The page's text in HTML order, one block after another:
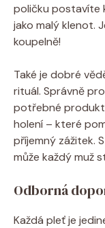
poličku postavíte
jako malý klenot.
koupelně!
Také je dobré
rituál. Správně
potřebné
holení – které
příjemný zážitek.
může každý muž
Odborná
Každá pleť je